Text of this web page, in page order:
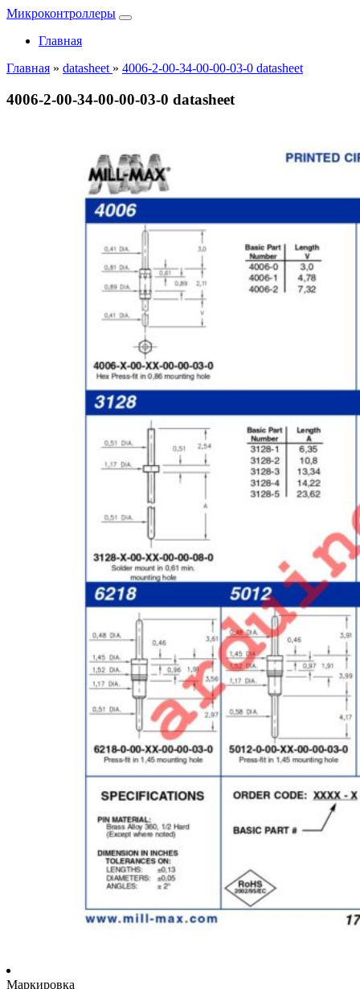
Микроконтроллеры
Главная
Главная » datasheet » 4006-2-00-34-00-00-03-0 datasheet
4006-2-00-34-00-00-03-0 datasheet
Маркировка